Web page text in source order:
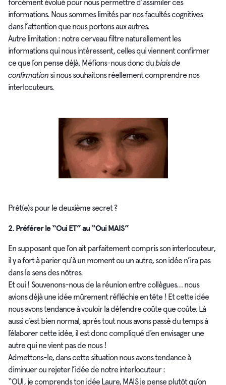
forcément évolué pour nous permettre d’assimiler ces
informations. Nous sommes limités par nos facultés cognitives
dans l’attention que nous portons aux autres.
Autre limitation : notre cerveau filtre naturellement les
informations qui nous intéressent, celles qui viennent confirmer
ce que l’on pense déjà. Méfions-nous donc dubiais de
confirmation si nous souhaitons réellement comprendre nos
interlocuteurs.
Prêt(e)s pour le deuxième secret ?
2. Préférer le “Oui ET” au “Oui MAIS”
En supposant que l’on ait parfaitement compris son interlocuteur,
il y a fort à parier qu’à un moment ou un autre, son idée n’ira pas
dans le sens des nôtres.
Et oui ! Souvenons-nous de la réunion entre collègues… nous
avions déjà une idée mûrement réfléchie en tête ! Et cette idée
nous avons tendance à vouloir la défendre coûte que coûte. Là
aussi c’est bien normal, après tout nous avons passé du temps à
l’élaborer cette idée, il est donc compliqué d’en envisager une
autre qui ne vient pas de nous !
Admettons-le, dans cette situation nous avons tendance à
diminuer ou rejeter l’idée de notre interlocuteur :
“OUI, je comprends ton idée Laure, MAIS je pense plutôt qu’on